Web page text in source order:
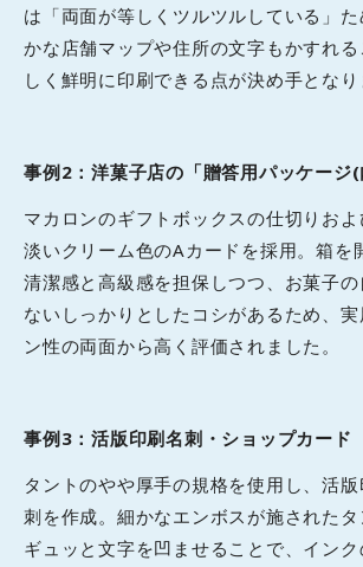
は「両面が等しくツルツルしている」
かな店舗マップや住所の文字もかすれ
しく鮮明に印刷できる点が決め手となり
事例2：洋菓子店の「贈答用パッケージ(
マカロンのギフトボックスの仕切りおよ
淡いクリーム色のAカードを採用。箱を
清潔感と高級感を担保しつつ、お菓子の
ないしっかりとしたコシがあるため、実
ン性の両面から高く評価されました。
事例3：活版印刷名刺・ショップカード
タントのやや厚手の規格を使用し、活
刺を作成。細かなエンボスが施された
ギュッと文字を凹ませることで、インク